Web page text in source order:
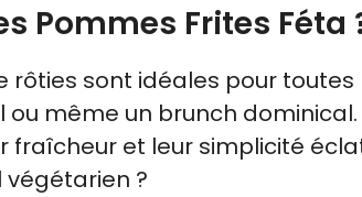
Pommes Frites Féta
rôties sont idéales pour
ou même un brunch
fraîcheur et leur simplicité
?